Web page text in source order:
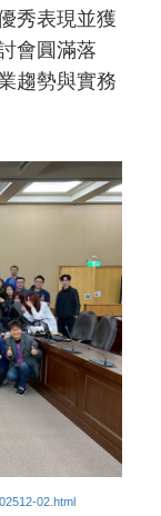
秀表現並獲
會圓滿落
趨勢與實務
02.html